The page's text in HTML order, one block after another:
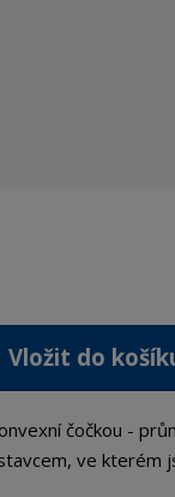
Vložit do
čočkou -
ve kterém